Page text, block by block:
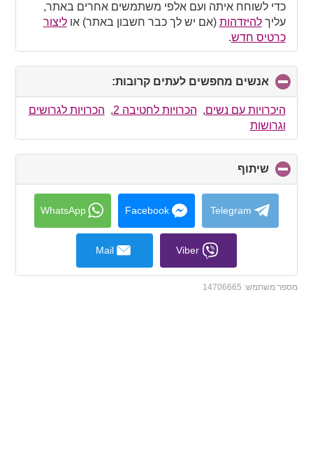
כדי לשוחח איתה ועם אלפי משתמשים אחרים באתר,
עליךלהיזדהות (אם יש לך כבר חשבון באתר) אוליצור
כרטיס חדש.
אנשים מחפשים לעתים קרובות:
to
collapse
היכרויות עם נשים, הכרויות לחטיבה 2 , הכרויות לגרושים
וגרושות
שיתוף
to
collapse
contents
Telegram
Facebook
WhatsApp
Viber
Mail
מספר משתמש: 14706665